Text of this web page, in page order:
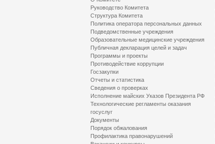
Руководство Комитета
Структура Комитета
Политика оператора персональных данных
Подведомственные учреждения
Образовательные медицинские учреждения
Публичная декларация целей и задач
Программы и проекты
Противодействие коррупции
Госзакупки
Отчеты и статистика
Сведения о проверках
Исполнение майских Указов Президента РФ
Технологические регламенты оказания
госуслуг
Документы
Порядок обжалования
Профилактика правонарушений